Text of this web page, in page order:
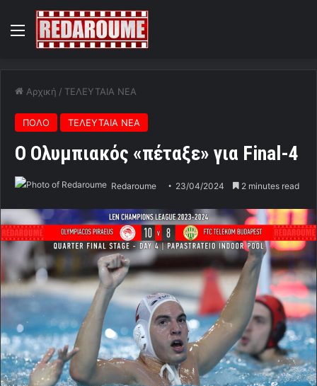
Menu
Αρχική / ΤΕΛΕΥΤΑΙΑ ΝΕΑ
ΠΟΛΟ ΤΕΛΕΥΤΑΙΑ ΝΕΑ
Ο Ολυμπιακός «πέταξε» για Final-4
Redaroume 23/04/2024 2 minutes read